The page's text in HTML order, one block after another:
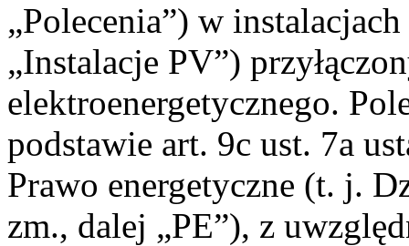
„Polecenia”) w
„Instalacje PV”)
elektroenergetycznego.
podstawie art. 9c ust. 7a
Prawo energetyczne (t. j.
zm., dalej „PE”), z